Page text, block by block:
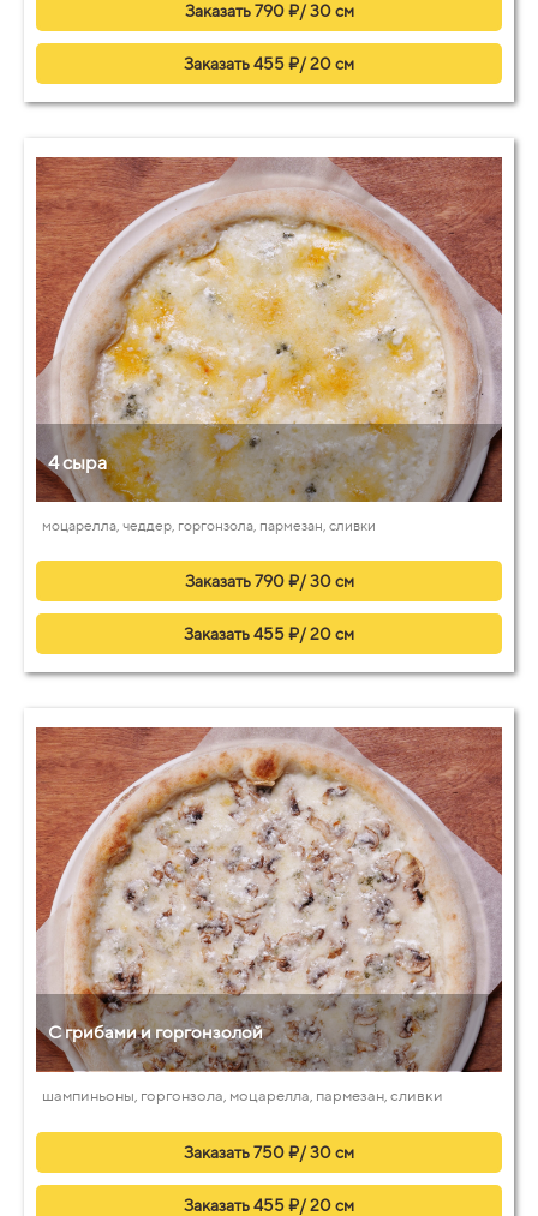
Заказать 790 ₽/ 30 см
Заказать 455 ₽/ 20 см
4 сыра
моцарелла, чеддер, горгонзола, пармезан, сливки
Заказать 790 ₽/ 30 см
Заказать 455 ₽/ 20 см
С грибами и горгонзолой
шампиньоны, горгонзола, моцарелла, пармезан, сливки
Заказать 750 ₽/ 30 см
Заказать 455 ₽/ 20 см